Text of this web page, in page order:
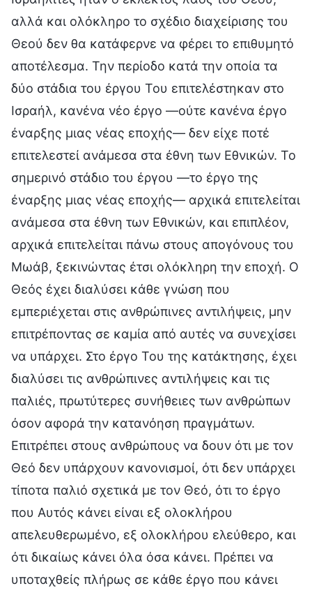
αλλά και ολόκληρο το σχέδιο διαχείρισης του
Θεού δεν θα κατάφερνε να φέρει το επιθυμητό
αποτέλεσμα. Την περίοδο κατά την οποία τα
δύο στάδια του έργου Του επιτελέστηκαν στο
Ισραήλ, κανένα νέο έργο —ούτε κανένα έργο
έναρξης μιας νέας εποχής— δεν είχε ποτέ
επιτελεστεί ανάμεσα στα έθνη των Εθνικών. Το
σημερινό στάδιο του έργου —το έργο της
έναρξης μιας νέας εποχής— αρχικά επιτελείται
ανάμεσα στα έθνη των Εθνικών, και επιπλέον,
αρχικά επιτελείται πάνω στους απογόνους του
Μωάβ, ξεκινώντας έτσι ολόκληρη την εποχή. Ο
Θεός έχει διαλύσει κάθε γνώση που
εμπεριέχεται στις ανθρώπινες αντιλήψεις, μην
επιτρέποντας σε καμία από αυτές να συνεχίσει
να υπάρχει. Στο έργο Του της κατάκτησης, έχει
διαλύσει τις ανθρώπινες αντιλήψεις και τις
παλιές, πρωτύτερες συνήθειες των ανθρώπων
όσον αφορά την κατανόηση πραγμάτων.
Επιτρέπει στους ανθρώπους να δουν ότι με τον
Θεό δεν υπάρχουν κανονισμοί, ότι δεν υπάρχει
τίποτα παλιό σχετικά με τον Θεό, ότι το έργο
που Αυτός κάνει είναι εξ ολοκλήρου
απελευθερωμένο, εξ ολοκλήρου ελεύθερο, και
ότι δικαίως κάνει όλα όσα κάνει. Πρέπει να
υποταχθείς πλήρως σε κάθε έργο που κάνει